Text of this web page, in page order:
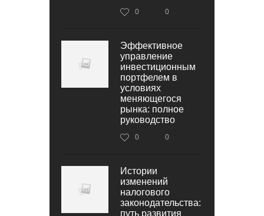
0 0
Эффективное
управление
инвестиционным
портфелем в
условиях
меняющегося
рынка: полное
руководство
0 0
Истории
изменений
налогового
законодательства:
путь развития